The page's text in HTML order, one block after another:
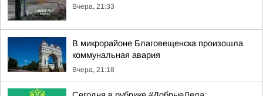
Вчера, 21:33
В микрорайоне Благовещенска произошла
коммунальная авария
Вчера, 21:18